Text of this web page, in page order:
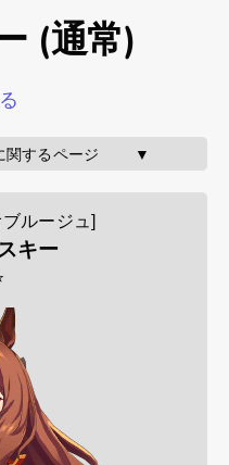
(通常)
関するページ        ▼
ルージュ]
キー